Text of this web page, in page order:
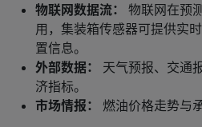
物联网数据流：
物联网在预
用，集装箱传感器可提供实
置信息。
外部数据：
天气预报、交通
济指标。
市场情报：
燃油价格走势与